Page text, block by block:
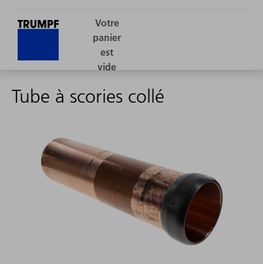
Tube à scories collé